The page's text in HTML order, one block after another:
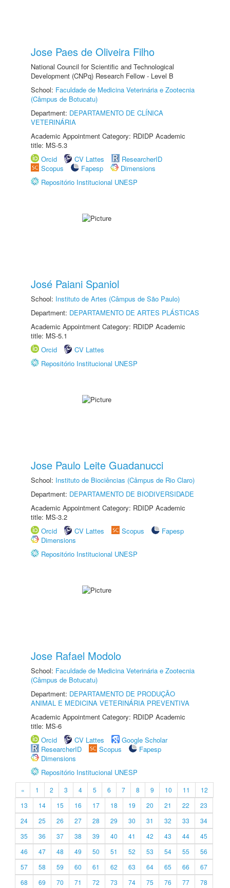
Jose Paes de Oliveira Filho
National Council for Scientific and Technological
Development (CNPq) Research Fellow - Level B
School: Faculdade de Medicina Veterinária e Zootecnia
(Câmpus de Botucatu)
Department: DEPARTAMENTO DE CLÍNICA
VETERINÁRIA
Academic Appointment Category: RDIDP Academic
title: MS-5.3
Orcid
CV Lattes
ResearcherID
Scopus
Fapesp
Dimensions
Repositório Institucional UNESP
José Paiani Spaniol
School: Instituto de Artes (Câmpus de São Paulo)
Department: DEPARTAMENTO DE ARTES PLÁSTICAS
Academic Appointment Category: RDIDP Academic
title: MS-5.1
Orcid
CV Lattes
Repositório Institucional UNESP
Jose Paulo Leite Guadanucci
School: Instituto de Biociências (Câmpus de Rio Claro)
Department: DEPARTAMENTO DE BIODIVERSIDADE
Academic Appointment Category: RDIDP Academic
title: MS-3.2
Orcid
CV Lattes Scopus
Fapesp
Dimensions
Repositório Institucional UNESP
Jose Rafael Modolo
School: Faculdade de Medicina Veterinária e Zootecnia
(Câmpus de Botucatu)
Department: DEPARTAMENTO DE PRODUÇÃO
ANIMAL E MEDICINA VETERINÁRIA PREVENTIVA
Academic Appointment Category: RDIDP Academic
title: MS-6
Orcid
CV Lattes
Google Scholar
ResearcherID
Scopus
Fapesp
Dimensions
Repositório Institucional UNESP
« 1 2 3 4 5 6 7 8 9 10 11
12
13
14 15 16 17 18 19 20 21 22
23
24
25 26 27 28 29 30 31 32 33
34
35
36 37 38 39 40 41 42 43 44
45
46
47 48 49 50 51 52 53 54 55
56
57
58 59 60 61 62 63 64 65 66
67
68
69 70 71 72 73 74 75 76 77
78